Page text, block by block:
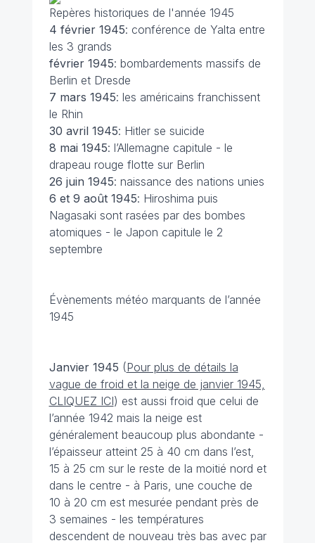
Repères historiques de l'année 1945
4 février 1945: conférence de Yalta entre
les 3 grands
février 1945: bombardements massifs de
Berlin et Dresde
7 mars 1945: les américains franchissent
le Rhin
30 avril 1945: Hitler se suicide
8 mai 1945: l’Allemagne capitule - le
drapeau rouge flotte sur Berlin
26 juin 1945: naissance des nations unies
6 et 9 août 1945: Hiroshima puis
Nagasaki sont rasées par des bombes
atomiques - le Japon capitule le 2
septembre
Évènements météo marquants de l’année
1945
Janvier 1945 (Pour plus de détails la
vague de froid et la neige de janvier 1945,
CLIQUEZ ICI) est aussi froid que celui de
l’année 1942 mais la neige est
généralement beaucoup plus abondante -
l’épaisseur atteint 25 à 40 cm dans l’est,
15 à 25 cm sur le reste de la moitié nord et
dans le centre - à Paris, une couche de
10 à 20 cm est mesurée pendant près de
3 semaines - les températures
descendent de nouveau très bas avec par